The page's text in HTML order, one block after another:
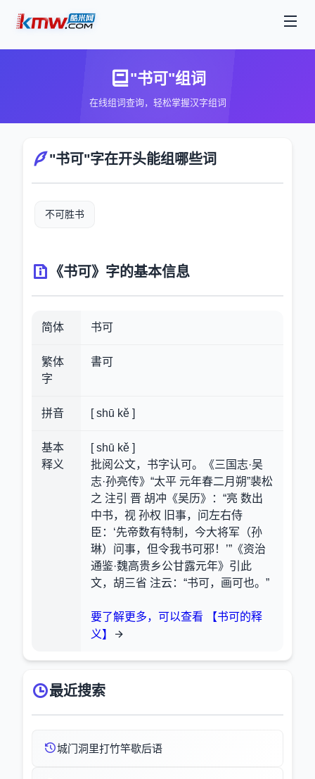
"书可"组词
在线组词查询，轻松掌握汉字组词
"书可"字在开头能组哪些词
不可胜书
《书可》字的基本信息
简体 书可
繁体
字
書可
拼音 [ shū kě ]
基本
释义
[ shū kě ]
批阅公文，书字认可。《三国志·吴
志·孙亮传》“太平 元年春二月朔”裴松
之 注引 晋 胡冲《吴历》：“亮 数出
中书，视 孙权 旧事，问左右侍
臣：‘先帝数有特制，今大将军（孙
琳）问事，但令我书可邪！’”《资治
通鉴·魏高贵乡公甘露元年》引此
文，胡三省 注云：“书可，画可也。”
要了解更多，可以查看 【书可的释
义】
最近搜索
城门洞里打竹竿歇后语